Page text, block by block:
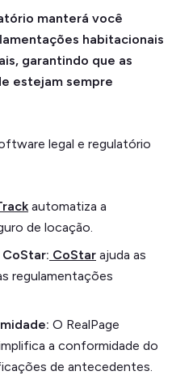
manterá você
habitacionais
garantindo que as
estejam sempre
legal e regulatório
automatiza a
de locação.
CoStar ajuda as
regulamentações
O RealPage
a conformidade do
de antecedentes.